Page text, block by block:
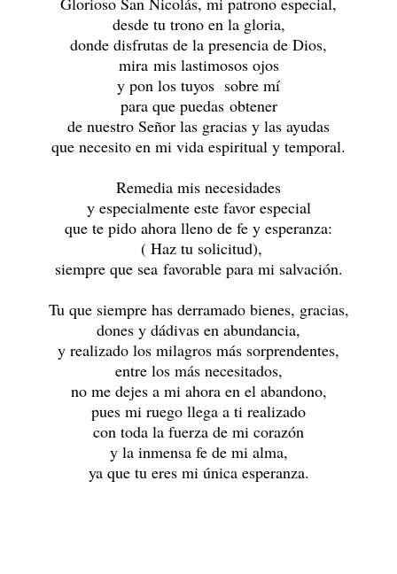
desde tu trono en la gloria,
donde disfrutas de la presencia de Dios,
mira mis lastimosos ojos
y pon los tuyos sobre mí
para que puedas obtener
de nuestro Señor las gracias y las ayudas
que necesito en mi vida espiritual y temporal.
Remedia mis necesidades
y especialmente este favor especial
que te pido ahora lleno de fe y esperanza:
( Haz tu solicitud),
siempre que sea favorable para mi salvación.
Tu que siempre has derramado bienes, gracias,
dones y dádivas en abundancia,
y realizado los milagros más sorprendentes,
entre los más necesitados,
no me dejes a mi ahora en el abandono,
pues mi ruego llega a ti realizado
con toda la fuerza de mi corazón
y la inmensa fe de mi alma,
ya que tu eres mi única esperanza.